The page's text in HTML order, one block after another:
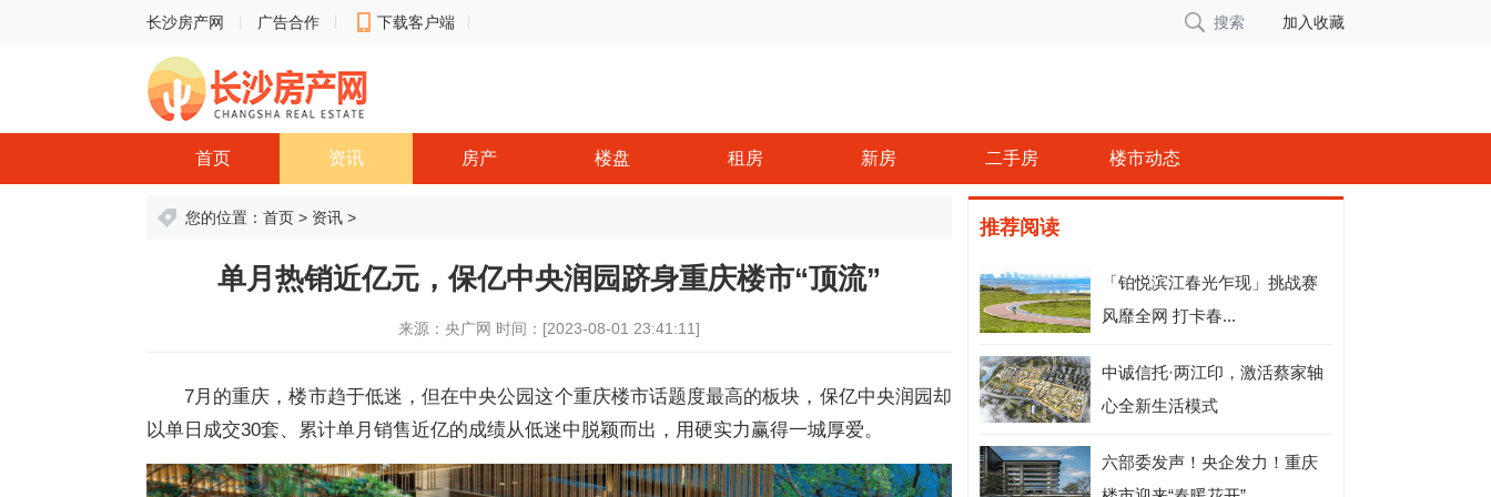
长沙房产网 广告合作 下载客户端
意见反馈
搜索 加入收藏
首页 资讯 房产 楼盘 租房 新房 二手房 楼市动态
您的位置： 首页 > 资讯 >
单月热销近亿元，保亿中央润园跻身重庆楼市“顶流”
来源：央广网 时间：[2023-08-01 23:41:11]
7月的重庆，楼市趋于低迷，但在中央公园这个重庆楼市话题度最高的板块，保亿中央润园却
以单日成交30套、累计单月销售近亿的成绩从低迷中脱颖而出，用硬实力赢得一城厚爱。
推荐阅读
「铂悦滨江春光乍现」挑战赛
风靡全网 打卡春...
中诚信托·两江印，激活蔡家轴
心全新生活模式
六部委发声！央企发力！重庆